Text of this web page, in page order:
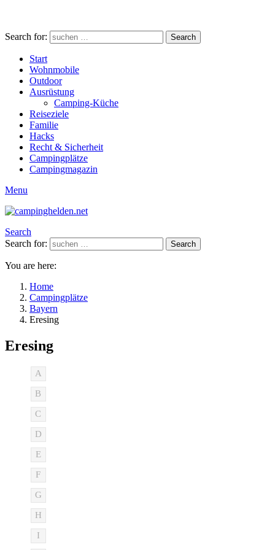
Search for: Search
Start
Wohnmobile
Outdoor
Ausrüstung
Camping-Küche
Reiseziele
Familie
Hacks
Recht & Sicherheit
Campingplätze
Campingmagazin
Menu
Search
Search for:
Search
You are here:
Home
Campingplätze
Bayern
Eresing
Eresing
A
B
C
D
E
F
G
H
I